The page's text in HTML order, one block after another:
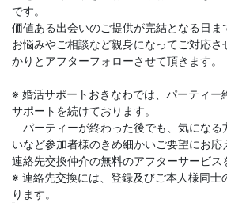
です。
価値ある出会いのご提供が完結となる日ま
お悩みやご相談など親身になってご対応さ
かりとアフターフォローさせて頂きます。
※ 婚活サポートおきなわでは、パーティー
サポートを続けております。
パーティーが終わった後でも、気になる
いなど参加者様のきめ細かいご要望にお応
連絡先交換仲介の無料のアフターサービス
※ 連絡先交換には、登録及びご本人様同士
ります。